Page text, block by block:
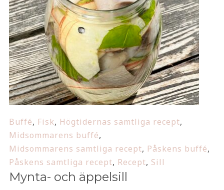
Buffé, Fisk, Högtidernas samtliga recept,
Midsommarens buffé,
Midsommarens samtliga recept, Påskens buffé,
Påskens samtliga recept, Recept, Sill
Mynta- och äppelsill